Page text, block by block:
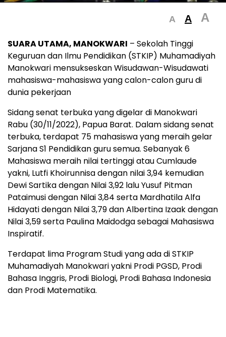
A A A
SUARA UTAMA, MANOKWARI – Sekolah Tinggi
Keguruan dan Ilmu Pendidikan (STKIP) Muhamadiyah
Manokwari mensukseskan Wisudawan-Wisudawati
mahasiswa-mahasiswa yang calon-calon guru di
dunia pekerjaan
Sidang senat terbuka yang digelar di Manokwari
Rabu (30/11/2022), Papua Barat. Dalam sidang senat
terbuka, terdapat 75 mahasiswa yang meraih gelar
Sarjana S1 Pendidikan guru semua. Sebanyak 6
Mahasiswa meraih nilai tertinggi atau Cumlaude
yakni, Lutfi Khoirunnisa dengan nilai 3,94 kemudian
Dewi Sartika dengan Nilai 3,92 lalu Yusuf Pitman
Pataimusi dengan Nilai 3,84 serta Mardhatila Alfa
Hidayati dengan Nilai 3,79 dan Albertina Izaak dengan
Nilai 3,59 serta Paulina Maidodga sebagai Mahasiswa
Inspiratif.
Terdapat lima Program Studi yang ada di STKIP
Muhamadiyah Manokwari yakni Prodi PGSD, Prodi
Bahasa Inggris, Prodi Biologi, Prodi Bahasa Indonesia
dan Prodi Matematika.